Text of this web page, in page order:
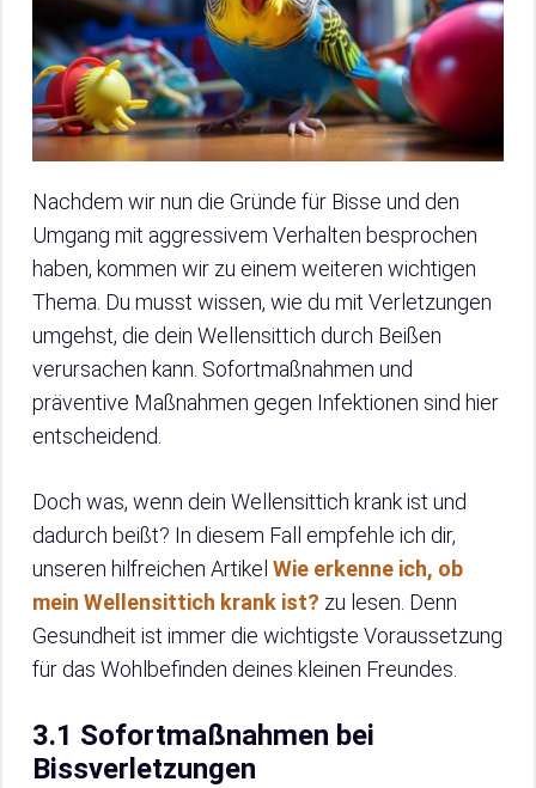
Nachdem wir nun die Gründe für Bisse und den
Umgang mit aggressivem Verhalten besprochen
haben, kommen wir zu einem weiteren wichtigen
Thema. Du musst wissen, wie du mit Verletzungen
umgehst, die dein Wellensittich durch Beißen
verursachen kann. Sofortmaßnahmen und
präventive Maßnahmen gegen Infektionen sind hier
entscheidend.
Doch was, wenn dein Wellensittich krank ist und
dadurch beißt? In diesem Fall empfehle ich dir,
unseren hilfreichen Artikel Wie erkenne ich, ob
mein Wellensittich krank ist? zu lesen. Denn
Gesundheit ist immer die wichtigste Voraussetzung
für das Wohlbefinden deines kleinen Freundes.
3.1 Sofortmaßnahmen bei
Bissverletzungen